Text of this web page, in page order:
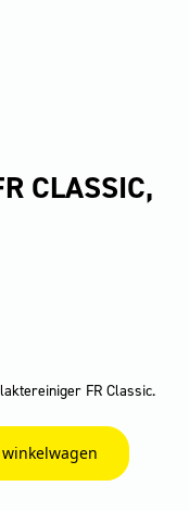
CLASSIC,
FR Classic.